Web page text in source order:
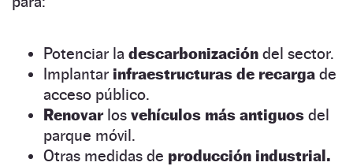
Potenciar la descarbonización del sector.
Implantar infraestructuras de recarga de
acceso público.
Renovar los vehículos más antiguos del
parque móvil.
Otras medidas de producción industrial.